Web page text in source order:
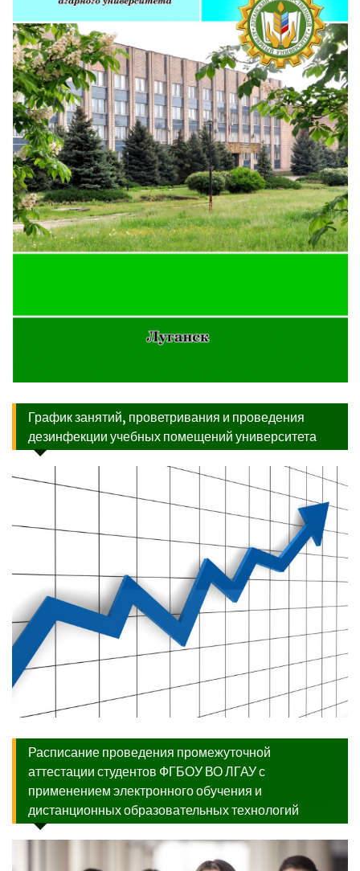
График занятий, проветривания и проведения
дезинфекции учебных помещений университета
Расписание проведения промежуточной
аттестации студентов ФГБОУ ВО ЛГАУ с
применением электронного обучения и
дистанционных образовательных технологий